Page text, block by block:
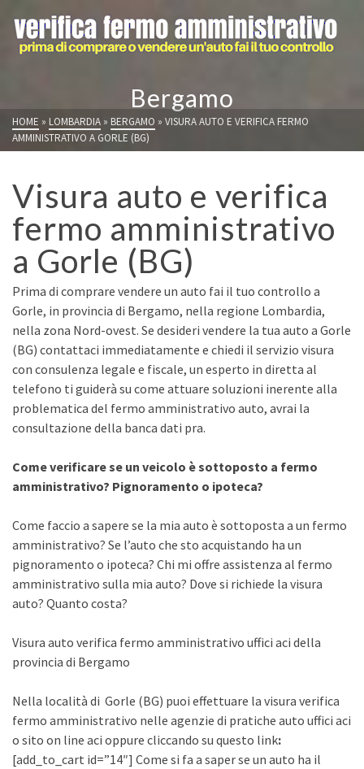
Bergamo
HOME » LOMBARDIA » BERGAMO » VISURA AUTO E VERIFICA FERMO
AMMINISTRATIVO A GORLE (BG)
Visura auto e verifica
fermo amministrativo
a Gorle (BG)
Prima di comprare vendere un auto fai il tuo controllo a
Gorle, in provincia di Bergamo, nella regione Lombardia,
nella zona Nord-ovest. Se desideri vendere la tua auto a Gorle
(BG) contattaci immediatamente e chiedi il servizio visura
con consulenza legale e fiscale, un esperto in diretta al
telefono ti guiderà su come attuare soluzioni inerente alla
problematica del fermo amministrativo auto, avrai la
consultazione della banca dati pra.
Come verificare se un veicolo è sottoposto a fermo
amministrativo? Pignoramento o ipoteca?
Come faccio a sapere se la mia auto è sottoposta a un fermo
amministrativo? Se l’auto che sto acquistando ha un
pignoramento o ipoteca? Chi mi offre assistenza al fermo
amministrativo sulla mia auto? Dove si richiede la visura
auto? Quanto costa?
Visura auto verifica fermo amministrativo uffici aci della
provincia di Bergamo
Nella località di Gorle (BG) puoi effettuare la visura verifica
fermo amministrativo nelle agenzie di pratiche auto uffici aci
o sito on line aci oppure cliccando su questo link:
[add_to_cart id=”14″] Come si fa a saper se un auto ha il